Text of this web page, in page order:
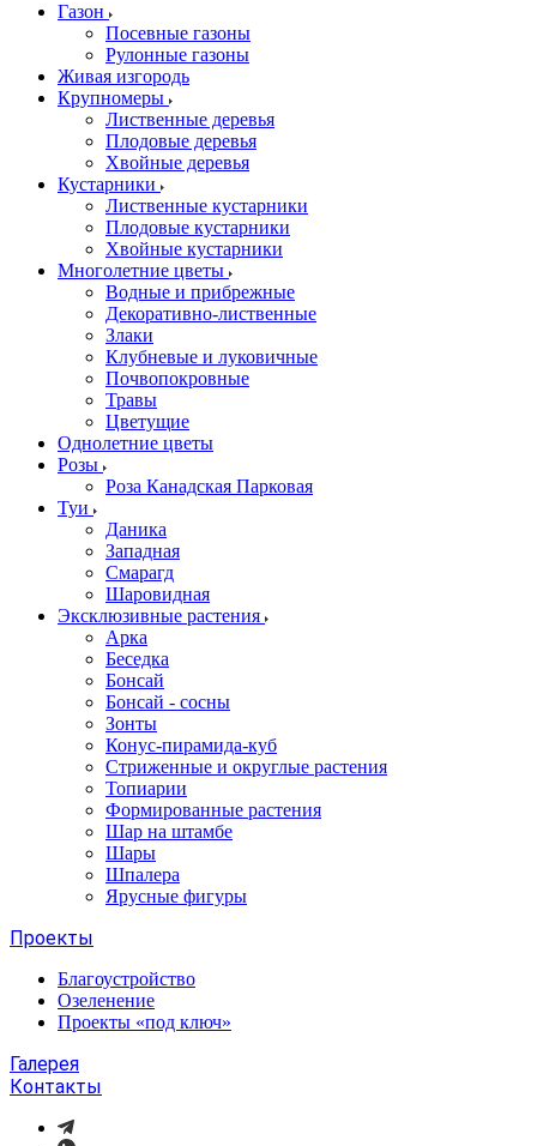
Газон
Посевные газоны
Рулонные газоны
Живая изгородь
Крупномеры
Лиственные деревья
Плодовые деревья
Хвойные деревья
Кустарники
Лиственные кустарники
Плодовые кустарники
Хвойные кустарники
Многолетние цветы
Водные и прибрежные
Декоративно-лиственные
Злаки
Клубневые и луковичные
Почвопокровные
Травы
Цветущие
Однолетние цветы
Розы
Роза Канадская Парковая
Туи
Даника
Западная
Смарагд
Шаровидная
Эксклюзивные растения
Арка
Беседка
Бонсай
Бонсай - сосны
Зонты
Конус-пирамида-куб
Стриженные и округлые растения
Топиарии
Формированные растения
Шар на штамбе
Шары
Шпалера
Ярусные фигуры
Проекты
Благоустройство
Озеленение
Проекты «под ключ»
Галерея
Контакты